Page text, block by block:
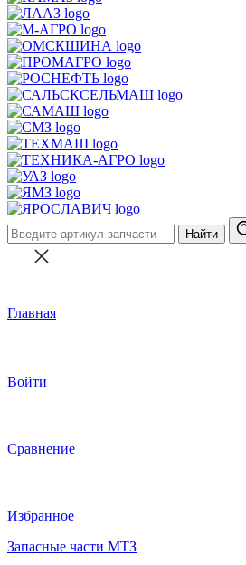
Найти
Главная
Войти
Сравнение
Избранное
Запасные части МТЗ